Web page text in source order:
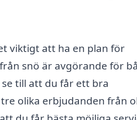
viktigt att ha en plan för
snö är avgörande för
till att du får ett bra
olika erbjudanden från